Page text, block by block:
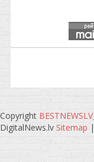
Copyright
DigitalNews.lv Sitemap |